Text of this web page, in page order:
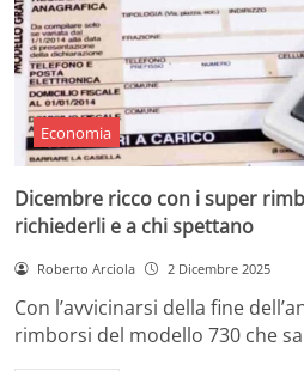
Economia
Dicembre ricco con i super
richiederli e a chi spettano
Roberto Arciola 2 Dicembre 2025
Con l’avvicinarsi della fine
rimborsi del modello 730 che